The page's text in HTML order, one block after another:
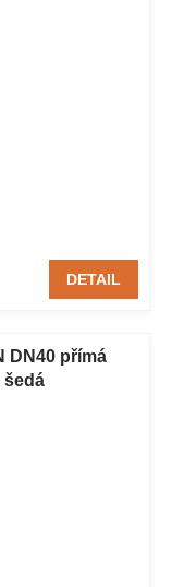
DETAIL
DN40 přímá
šedá